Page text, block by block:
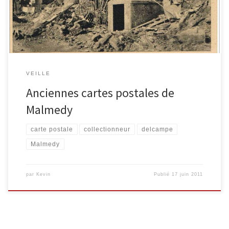
curiosité, les photos de ces objets sont disponibles sur le […]
VEILLE
Anciennes cartes postales de
Malmedy
carte postale collectionneur delcampe
Malmedy
par Kevin Publié 17 juin 2011